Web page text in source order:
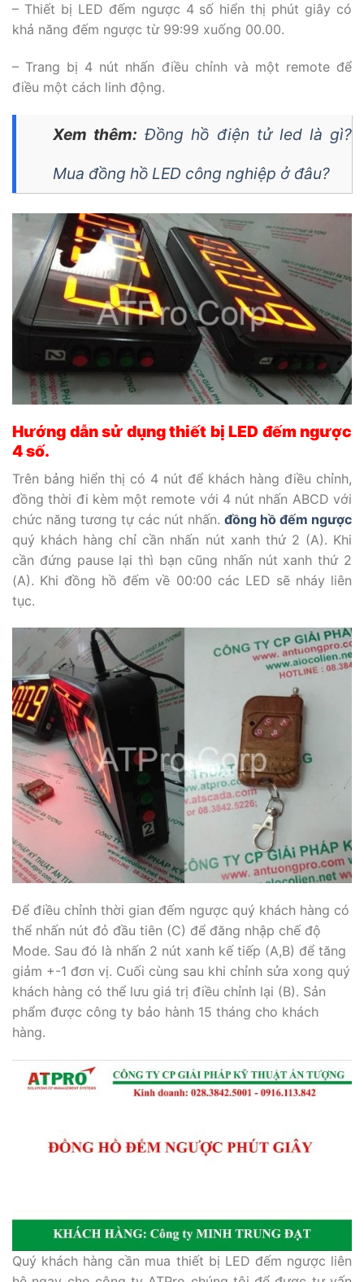
– Thiết bị LED đếm ngược 4 số hiển thị phút giây có
khả năng đếm ngược từ 99:99 xuống 00.00.
– Trang bị 4 nút nhấn điều chỉnh và một remote để
điều một cách linh động.
Xem thêm: Đồng hồ điện tử led là gì?
Mua đồng hồ LED công nghiệp ở đâu?
Hướng dẫn sử dụng thiết bị LED đếm ngược
4 số.
Trên bảng hiển thị có 4 nút để khách hàng điều chỉnh,
đồng thời đi kèm một remote với 4 nút nhấn ABCD với
chức năng tương tự các nút nhấn. đồng hồ đếm ngược
quý khách hàng chỉ cần nhấn nút xanh thứ 2 (A). Khi
cần đứng pause lại thì bạn cũng nhấn nút xanh thứ 2
(A). Khi đồng hồ đếm về 00:00 các LED sẽ nháy liên
tục.
Để điều chỉnh thời gian đếm ngược quý khách hàng có
thể nhấn nút đỏ đầu tiên (C) để đăng nhập chế độ
Mode. Sau đó là nhấn 2 nút xanh kế tiếp (A,B) để tăng
giảm +-1 đơn vị. Cuối cùng sau khi chỉnh sửa xong quý
khách hàng có thể lưu giá trị điều chỉnh lại (B). Sản
phẩm được công ty bảo hành 15 tháng cho khách
hàng.
Quý khách hàng cần mua thiết bị LED đếm ngược liên